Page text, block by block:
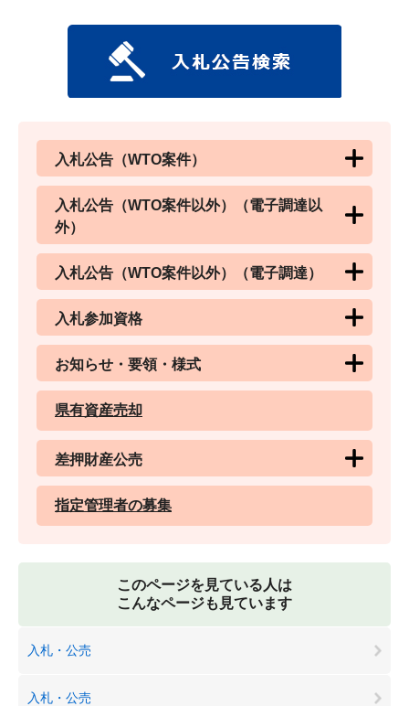
入札公告（WTO案件）
入札公告（WTO案件以外）（電子調達以
外）
入札公告（WTO案件以外）（電子調達）
入札参加資格
お知らせ・要領・様式
県有資産売却
差押財産公売
指定管理者の募集
このページを見ている人は
こんなページも見ています
入札・公売
入札・公売